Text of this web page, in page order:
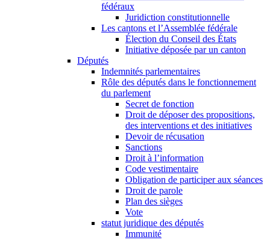
fédéraux
Juridiction constitutionnelle
Les cantons et l’Assemblée fédérale
Élection du Conseil des États
Initiative déposée par un canton
Députés
Indemnités parlementaires
Rôle des députés dans le fonctionnement
du parlement
Secret de fonction
Droit de déposer des propositions,
des interventions et des initiatives
Devoir de récusation
Sanctions
Droit à l’information
Code vestimentaire
Obligation de participer aux séances
Droit de parole
Plan des sièges
Vote
statut juridique des députés
Immunité